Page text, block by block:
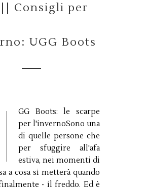
Consigli per
UGG Boots
GG Boots: le scarpe
per l'invernoSono una
di quelle persone che
per sfuggire all'afa
estiva, nei momenti di
a cosa si metterà quando
- il freddo. Ed è